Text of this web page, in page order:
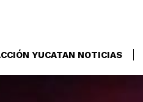
YUCATAN NOTICIAS